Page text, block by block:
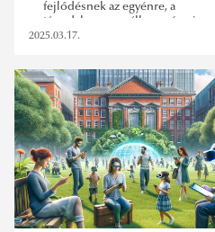
fejlődésnek az egyénre, a
társadalomra, az államra és a jogra
gyakorolt hatásával összefüggő
2025.03.17.